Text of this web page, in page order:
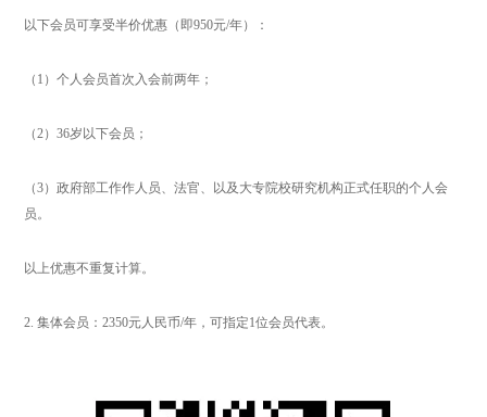
以下会员可享受半价优惠（即950元/年）：
（1）个人会员首次入会前两年；
（2）36岁以下会员；
（3）政府部工作作人员、法官、以及大专院校研究机构正式任职的个人会
员。
以上优惠不重复计算。
2. 集体会员：2350元人民币/年，可指定1位会员代表。